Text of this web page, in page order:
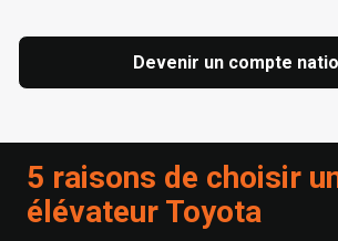
Devenir un compte
5 raisons de choisir
élévateur Toyota